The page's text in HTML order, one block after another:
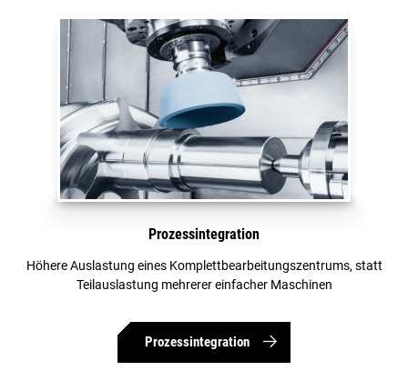
Prozessintegration
Höhere Auslastung eines Komplettbearbeitungszentrums, statt
Teilauslastung mehrerer einfacher Maschinen
Prozessintegration